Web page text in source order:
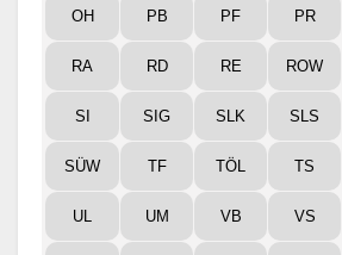
OH PB PF PR
RA RD RE ROW
SI SIG SLK SLS
SÜW TF TÖL TS
UL UM VB VS